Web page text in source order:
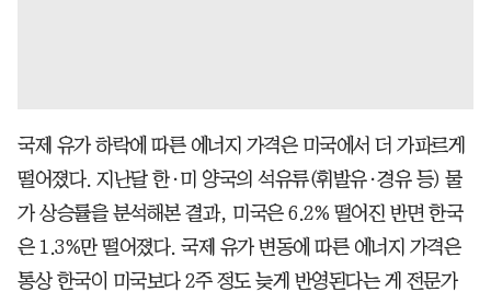
국제 유가 하락에 따른 에너지 가격은 미국에서 더 가파르게
떨어졌다. 지난달 한·미 양국의 석유류(휘발유·경유 등) 물
가 상승률을 분석해본 결과, 미국은 6.2% 떨어진 반면 한국
은 1.3%만 떨어졌다. 국제 유가 변동에 따른 에너지 가격은
통상 한국이 미국보다 2주 정도 늦게 반영된다는 게 전문가